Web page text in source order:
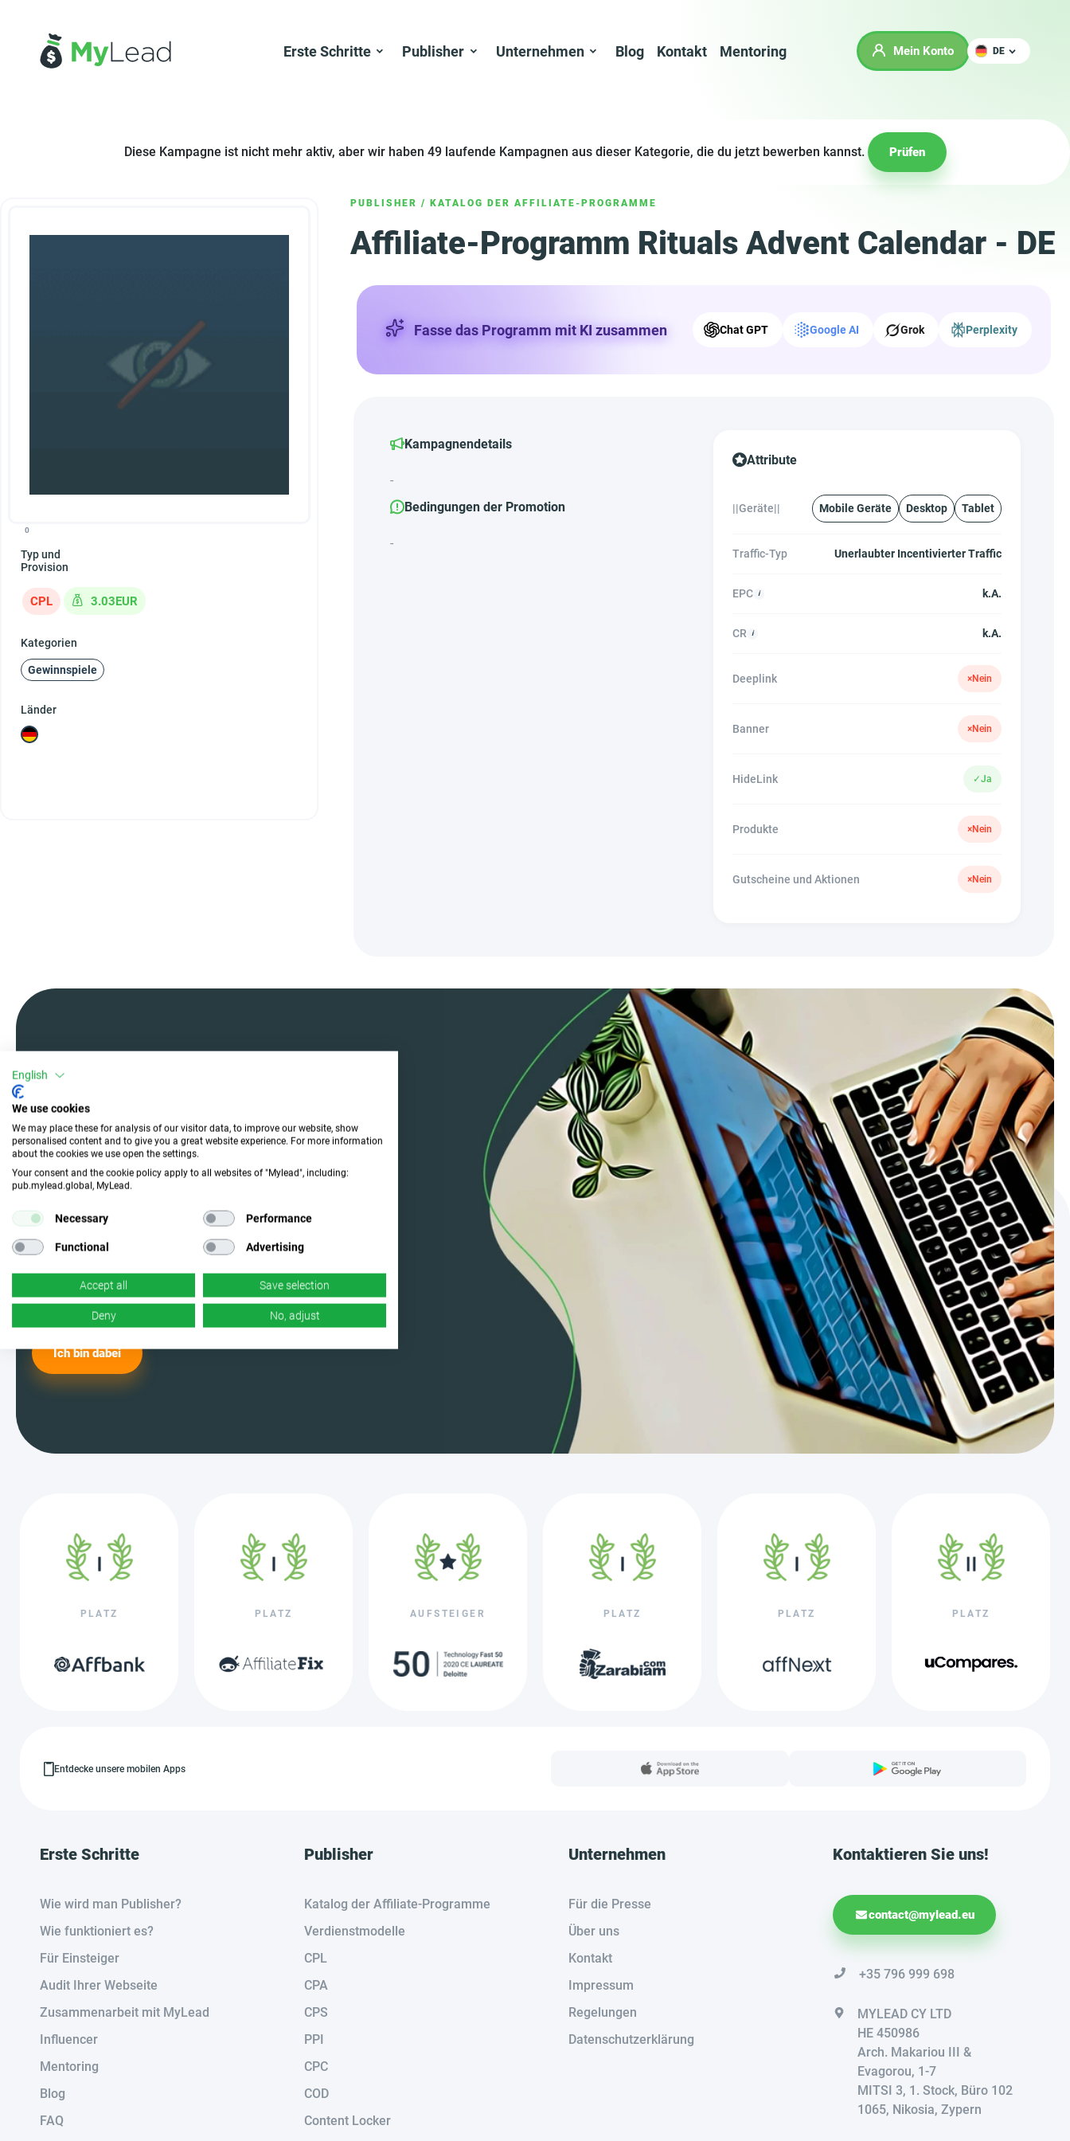
Erste Schritte Publisher Unternehmen Blog Kontakt Mentoring Mein Konto DE
Diese Kampagne ist nicht mehr aktiv, aber wir haben 49 laufende Kampagnen aus dieser Kategorie, die du jetzt bewerben kannst. Prüfen
PUBLISHER / KATALOG DER AFFILIATE-PROGRAMME
Affiliate-Programm Rituals Advent Calendar - DE
0
Typ und
Provision
CPL 3.03EUR
Kategorien
Gewinnspiele
Länder
Fasse das Programm mit KI zusammen Chat GPT Google AI Grok Perplexity
Kampagnendetails
-
Bedingungen der Promotion
-
Attribute
||Geräte|| Mobile Geräte Desktop Tablet
Traffic-Typ Unerlaubter Incentivierter Traffic
EPC k.A.
CR k.A.
Deeplink ×Nein
Banner ×Nein
HideLink ✓Ja
Produkte ×Nein
Gutscheine und Aktionen ×Nein
Mach mit und wähle die
perfekte Kampagne
Werde einer der MyLead-Nutzer und
wähle aus den effektivsten
Kampagnen. Ja, du hast richtig
gelesen – wir haben jede Menge
davon.
Ich bin dabei
PLATZ PLATZ AUFSTEIGER PLATZ PLATZ PLATZ
Entdecke unsere mobilen Apps
Erste Schritte
Wie wird man Publisher?
Wie funktioniert es?
Für Einsteiger
Audit Ihrer Webseite
Zusammenarbeit mit MyLead
Influencer
Mentoring
Blog
FAQ
Publisher
Katalog der Affiliate-Programme
Verdienstmodelle
CPL
CPA
CPS
PPI
CPC
COD
Content Locker
Unternehmen
Für die Presse
Über uns
Kontakt
Impressum
Regelungen
Datenschutzerklärung
Kontaktieren Sie uns!
contact@mylead.eu
+35 796 999 698
MYLEAD CY LTD
HE 450986
Arch. Makariou III &
Evagorou, 1-7
MITSI 3, 1. Stock, Büro 102
1065, Nikosia, Zypern
English
We use cookies
We may place these for analysis of our visitor data, to improve our website, show
personalised content and to give you a great website experience. For more information
about the cookies we use open the settings.
Your consent and the cookie policy apply to all websites of "Mylead", including:
pub.mylead.global, MyLead.
Necessary Performance
Functional Advertising
Accept all Save selection
Deny No, adjust